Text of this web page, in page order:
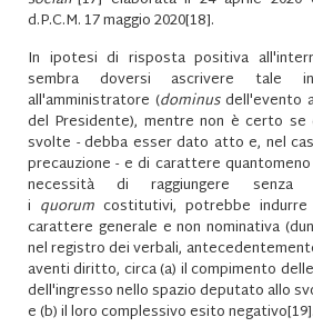
d.P.C.M. 17 maggio 2020[18].
In ipotesi di risposta positiva
sembra doversi ascrivere tale
all'amministratore (dominusdell'evento
del Presidente), mentre non è certo
svolte - debba esser dato atto e, nel
precauzione - e di carattere
necessità di raggiungere
i quorum costitutivi, potrebbe
carattere generale e non nominativa
nel registro dei verbali,
aventi diritto, circa (a) il compimento
dell'ingresso nello spazio deputato allo
e (b) il loro complessivo esito negativo[19]